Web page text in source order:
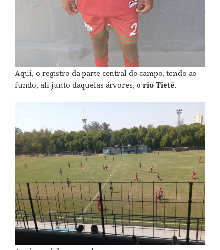
Aqui, o registro da parte central do campo, tendo ao
fundo, ali junto daquelas árvores, o rio Tietê.